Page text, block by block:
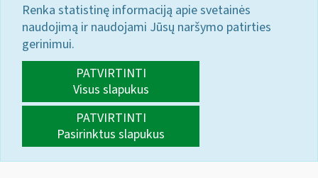
Renka statistinę informaciją apie svetainės
naudojimą ir naudojami Jūsų naršymo patirties
gerinimui.
PATVIRTINTI
Visus slapukus
PATVIRTINTI
Pasirinktus slapukus